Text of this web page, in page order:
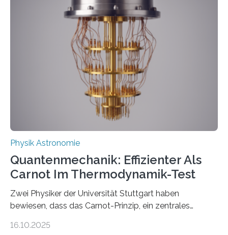
werden schnell weiterentwickelt. Dies ist der Alltag in
der Forschung der Quantentheorie, die dieses Jahr 100
Jahre alt geworden ist, weshalb die UNESCO 2025 zum
Internationalen Jahr der Quantenwissenschaft und -
technologie ausgerufen hat. Doch nun hat eine
internationale Forschungsgruppe um den
Physik Astronomie
Quantenmechanik: Effizienter Als
Carnot Im Thermodynamik-Test
Zwei Physiker der Universität Stuttgart haben
bewiesen, dass das Carnot-Prinzip, ein zentrales
Größenordnung von Atomen gilt, deren physikalische
16.10.2025